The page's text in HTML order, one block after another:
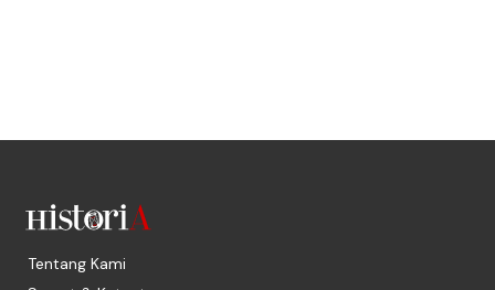
Tentang Kami